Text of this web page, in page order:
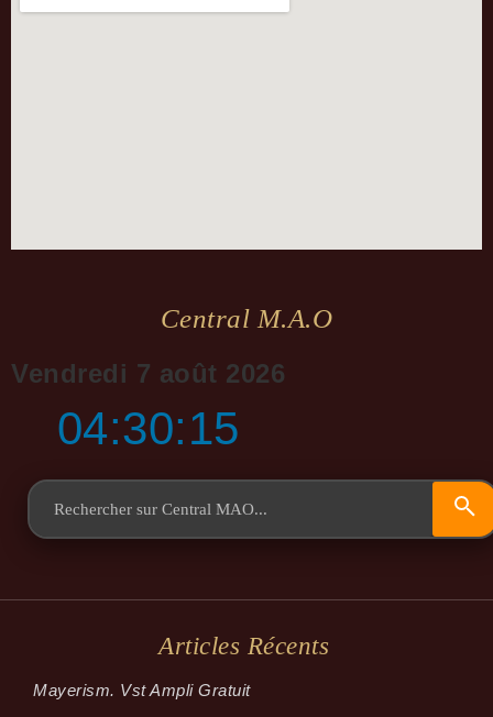
Central M.a.o
Vendredi 7 août 2026
04:30:16
Articles Récents
Mayerism. Vst Ampli Gratuit